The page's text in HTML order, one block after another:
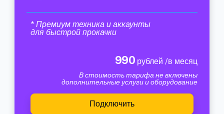
* Премиум техника и аккаунты
для быстрой прокачки
990 рублей /в месяц
В стоимость тарифа не включены
дополнительные услуги и оборудование
Подключить